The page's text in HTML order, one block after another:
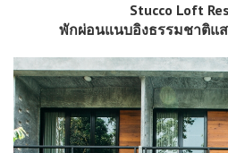
Stucco Loft
พักผ่อนแนบอิงธรรมชาติแส